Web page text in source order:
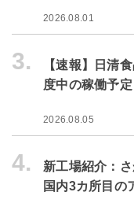
2026.08.01
3.
【速報】日清
度中の稼働予定
2026.08.05
4.
新工場紹介：
国内3カ所目の